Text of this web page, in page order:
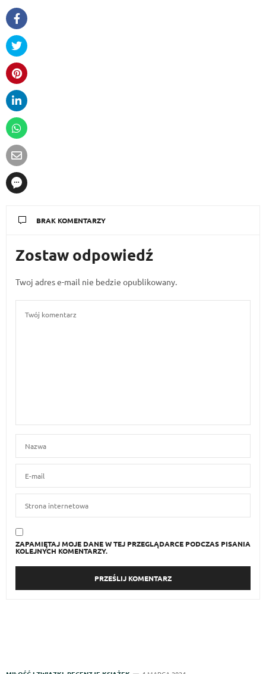
BRAK KOMENTARZY
Zostaw odpowiedź
Twoj adres e-mail nie bedzie opublikowany.
ZAPAMIĘTAJ MOJE DANE W TEJ PRZEGLĄDARCE PODCZAS PISANIA
KOLEJNYCH KOMENTARZY.